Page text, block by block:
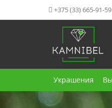
+375 (33) 665-91-
Украшения